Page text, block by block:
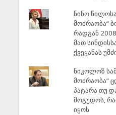
ნინო
მოძრაობა“
რადგან
მათ
ქვეყანას
ნიკოლოზ
მოძრაობა“
პატარა თუ
მოგუდოს,
იყოს